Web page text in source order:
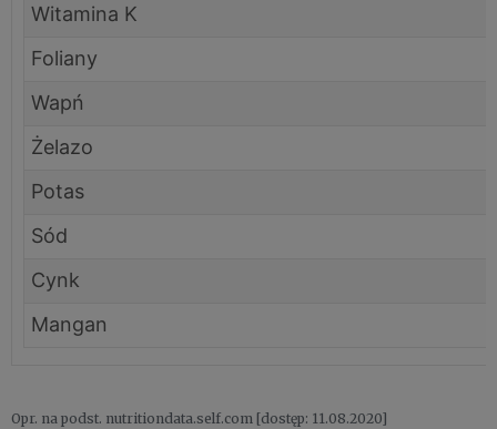
Witamina K
Foliany
Wapń
Żelazo
Potas
Sód
Cynk
Mangan
Opr. na podst. nutritiondata.self.com [dostęp: 11.08.2020]